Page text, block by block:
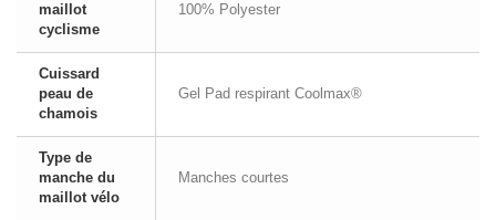
maillot
cyclisme
100% Polyester
Cuissard
peau de
chamois
Gel Pad respirant Coolmax®
Type de
manche du
maillot vélo
Manches courtes